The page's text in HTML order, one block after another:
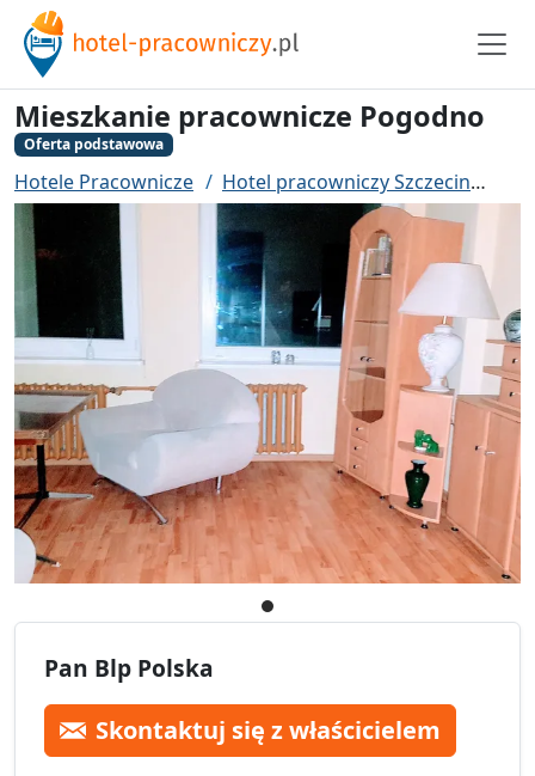
Mieszkanie pracownicze Pogodno
Oferta podstawowa
Hotele Pracownicze Hotel pracowniczy Szczecin
Pan Blp Polska
Skontaktuj się z właścicielem